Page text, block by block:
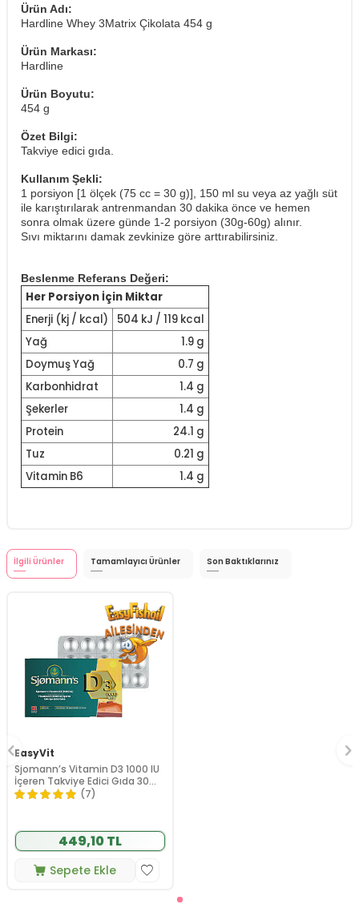
Ürün Adı:
Hardline Whey 3Matrix Çikolata 454 g
Ürün Markası:
Hardline
Ürün Boyutu:
454 g
Özet Bilgi:
Takviye edici gıda.
Kullanım Şekli:
1 porsiyon [1 ölçek (75 cc = 30 g)], 150 ml su veya az yağlı süt
ile karıştırılarak antrenmandan 30 dakika önce ve hemen
sonra olmak üzere günde 1-2 porsiyon (30g-60g) alınır.
Sıvı miktarını damak zevkinize göre arttırabilirsiniz.
Beslenme Referans Değeri:
Her Porsiyon İçin Miktar
Enerji (kj / kcal)
504 kJ / 119 kcal
Yağ
1.9 g
Doymuş Yağ
0.7 g
Karbonhidrat
1.4 g
Şekerler
1.4 g
Protein
24.1 g
Tuz
0.21 g
Vitamin B6
1.4 g
İlgili Ürünler Tamamlayıcı Ürünler Son Baktıklarınız
EasyVit
Sjomann’s Vitamin D3 1000 IU
İçeren Takviye Edici Gıda 30
Adet Çiğnenebilir Jel Form
(7)
449,10 TL
Sepete Ekle